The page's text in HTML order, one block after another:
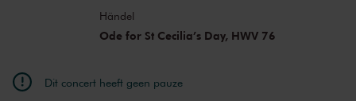
Händel
Ode for St Cecilia’s Day, HWV 76
Dit concert heeft geen pauze